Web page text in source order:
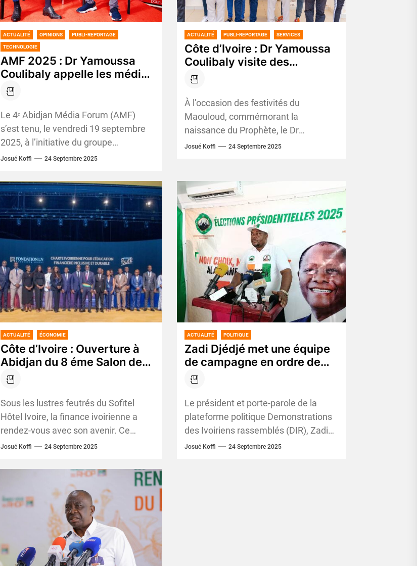
ACTUALITÉ OPINIONS PUBLI-REPORTAGE
TECHNOLOGIE
AMF 2025 : Dr Yamoussa
Coulibaly appelle les médias
à préserver la paix en Côte
d’Ivoire
Le 4ᵉ Abidjan Média Forum (AMF)
s’est tenu, le vendredi 19 septembre
2025, à l’initiative du groupe
L’Intelligent d’Abidjan. Placé sous le
Josué Koffi 24 Septembre 2025
ACTUALITÉ PUBLI-REPORTAGE SERVICES
Côte d’Ivoire : Dr Yamoussa
Coulibaly visite des
chantiers qui changeront le
visage de la Bagoué
À l’occasion des festivités du
Maouloud, commémorant la
naissance du Prophète, le Dr
Yamoussa Coulibaly, PDG de CHIM
Josué Koffi 24 Septembre 2025
ACTUALITÉ ÉCONOMIE
Côte d’Ivoire : Ouverture à
Abidjan du 8 éme Salon de
l’Epargne de
l’Investissement et du
Patrimoine
Sous les lustres feutrés du Sofitel
Hôtel Ivoire, la finance ivoirienne a
rendez-vous avec son avenir. Ce
mercredi 24 septembre 2025, le
Josué Koffi 24 Septembre 2025
ACTUALITÉ POLITIQUE
Zadi Djédjé met une équipe
de campagne en ordre de
bataille pour faire « gagner »
Alassane Ouattara
Le président et porte-parole de la
plateforme politique Demonstrations
des Ivoiriens rassemblés (DIR), Zadi
Djédjé, a annoncé mercredi à Abidjan
Josué Koffi 24 Septembre 2025